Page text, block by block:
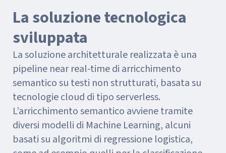
La soluzione tecnologica
sviluppata
La soluzione architetturale realizzata è una
pipeline near real-time di arricchimento
semantico su testi non strutturati, basata su
tecnologie cloud di tipo serverless.
L’arricchimento semantico avviene tramite
diversi modelli di Machine Learning, alcuni
basati su algoritmi di regressione logistica,